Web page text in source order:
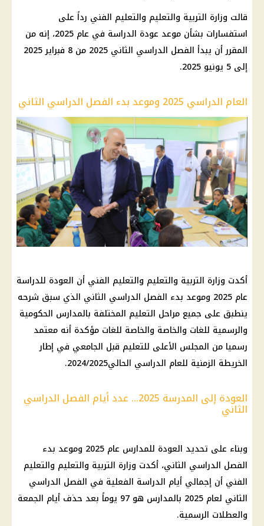
قالت وزارة التربية والتعليم والتعليم الفني رداً على
استفسارات بشأن موعد عودة الدراسة في عام 2025، إنه من
المقرر أن يبدأ الفصل الدراسي الثاني 2025 من 8 فبراير 2025
إلى 5 يونيو 2025.
العام الدراسي 2025 وموعد بدء الفصل الدراسي الثاني
أكدت وزارة التربية والتعليم والتعليم الفني أن العودة للدراسة
عام 2025 وموعد بدء الفصل الدراسي الثاني الذي سبق شرحه
ينطبق على جميع مراحل التعليم المختلفة بالمدارس الحكومية
والرسمية للغات والخاصة والخاصة للغات مؤكدة أنه معتمد
رسميا من المجلس الأعلى للتعليم قبل الجامعي في إطار
الخريطة الزمنية للعام الدراسي الحالي2024/2025.
العودة إلى المدرسة 2025... عدد أيام الفصل الدراسي
الثاني
وبناء على تحديد العودة للمدارس عام 2025 وموعد بدء
الفصل الدراسي الثاني، أكدت وزارة التربية والتعليم والتعليم
الفني أن إجمالي أيام الدراسة الفعلية في الفصل الدراسي
الثاني لعام 2025 بالمدارس هو 97 يوماً بعد حذف أيام الجمعة
والعطلات الرسمية.